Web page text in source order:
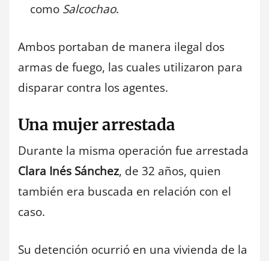
como Salcochao.
Ambos portaban de manera ilegal dos
armas de fuego, las cuales utilizaron para
disparar contra los agentes.
Una mujer arrestada
Durante la misma operación fue arrestada
Clara Inés Sánchez, de 32 años, quien
también era buscada en relación con el
caso.
Su detención ocurrió en una vivienda de la